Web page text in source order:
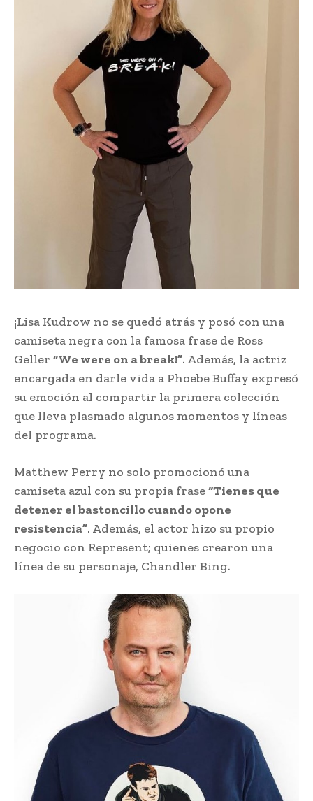
¡Lisa Kudrow no se quedó atrás y posó con una
camiseta negra con la famosa frase de Ross
Geller “We were on a break!”. Además, la actriz
encargada en darle vida a Phoebe Buffay expresó
su emoción al compartir la primera colección
que lleva plasmado algunos momentos y líneas
del programa.
Matthew Perry no solo promocionó una
camiseta azul con su propia frase“Tienes que
detener el bastoncillo cuando opone
resistencia”. Además, el actor hizo su propio
negocio con Represent; quienes crearon una
línea de su personaje, Chandler Bing.